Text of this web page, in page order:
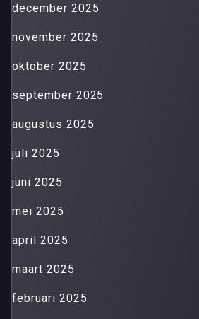
december 2025
november 2025
oktober 2025
september 2025
augustus 2025
juli 2025
juni 2025
mei 2025
april 2025
maart 2025
februari 2025